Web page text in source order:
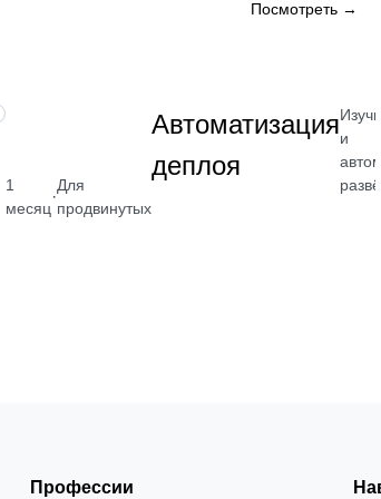
Посмотреть →
НАВЫК
1
месяц
·
Для
продвинутых
Автоматизация
деплоя
и
Профессии